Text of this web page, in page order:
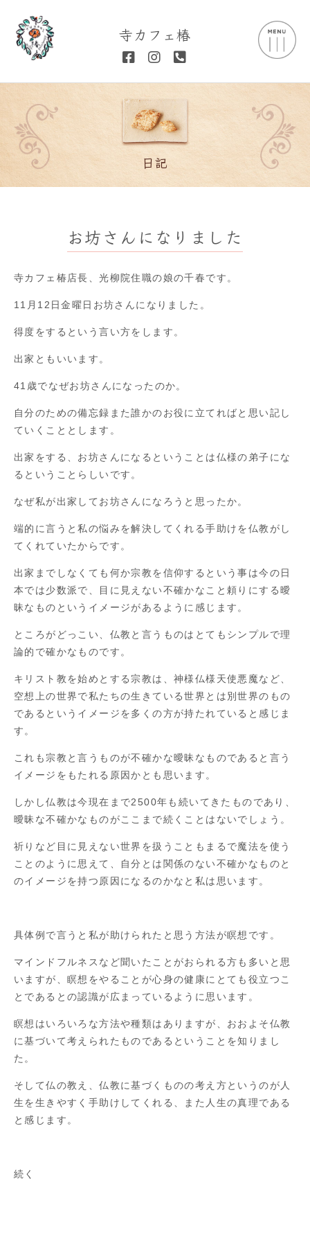
寺カフェ椿
日記
お坊さんになりました
寺カフェ椿店長、光柳院住職の娘の千春です。
11月12日金曜日お坊さんになりました。
得度をするという言い方をします。
出家ともいいます。
41歳でなぜお坊さんになったのか。
自分のための備忘録また誰かのお役に立てればと思い記し
ていくこととします。
出家をする、お坊さんになるということは仏様の弟子にな
るということらしいです。
なぜ私が出家してお坊さんになろうと思ったか。
端的に言うと私の悩みを解決してくれる手助けを仏教がし
てくれていたからです。
出家までしなくても何か宗教を信仰するという事は今の日
本では少数派で、目に見えない不確かなこと頼りにする曖
昧なものというイメージがあるように感じます。
ところがどっこい、仏教と言うものはとてもシンプルで理
論的で確かなものです。
キリスト教を始めとする宗教は、神様仏様天使悪魔など、
空想上の世界で私たちの生きている世界とは別世界のもの
であるというイメージを多くの方が持たれていると感じま
す。
これも宗教と言うものが不確かな曖昧なものであると言う
イメージをもたれる原因かとも思います。
しかし仏教は今現在まで2500年も続いてきたものであり、
曖昧な不確かなものがここまで続くことはないでしょう。
祈りなど目に見えない世界を扱うこともまるで魔法を使う
ことのように思えて、自分とは関係のない不確かなものと
のイメージを持つ原因になるのかなと私は思います。
具体例で言うと私が助けられたと思う方法が瞑想です。
マインドフルネスなど聞いたことがおられる方も多いと思
いますが、瞑想をやることが心身の健康にとても役立つこ
とであるとの認識が広まっているように思います。
瞑想はいろいろな方法や種類はありますが、おおよそ仏教
に基づいて考えられたものであるということを知りまし
た。
そして仏の教え、仏教に基づくものの考え方というのが人
生を生きやすく手助けしてくれる、また人生の真理である
と感じます。
続く